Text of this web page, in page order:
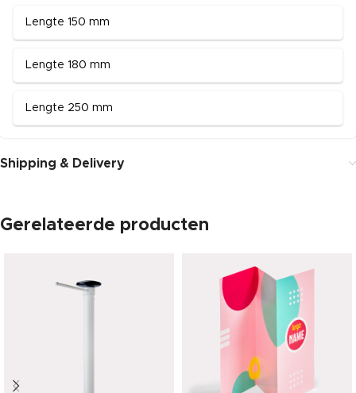
Lengte 150 mm
Lengte 180 mm
Lengte 250 mm
Shipping & Delivery
Gerelateerde producten